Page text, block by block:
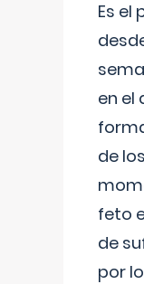
Es el
en el
de
feto
de
por